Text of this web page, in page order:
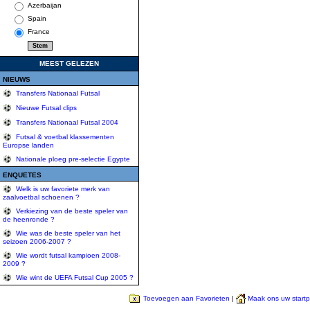
Azerbaijan
Spain
France
MEEST GELEZEN
NIEUWS
Transfers Nationaal Futsal
Nieuwe Futsal clips
Transfers Nationaal Futsal 2004
Futsal & voetbal klassementen
Europse landen
Nationale ploeg pre-selectie Egypte
ENQUETES
Welk is uw favoriete merk van
zaalvoetbal schoenen ?
Verkiezing van de beste speler van
de heenronde ?
Wie was de beste speler van het
seizoen 2006-2007 ?
Wie wordt futsal kampioen 2008-
2009 ?
Wie wint de UEFA Futsal Cup 2005 ?
Toevoegen aan Favorieten | Maak ons uw